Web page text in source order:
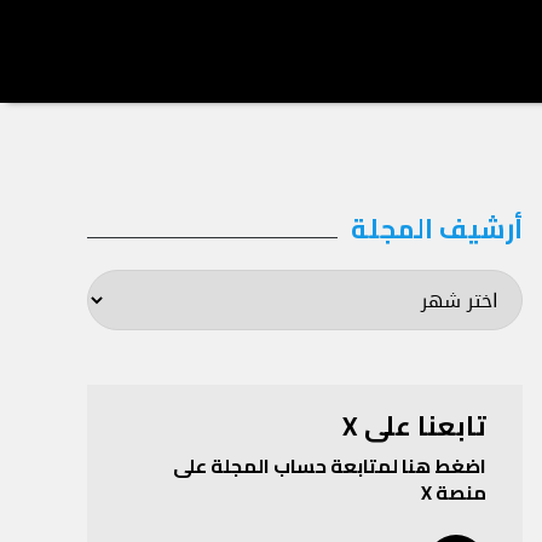
أرشيف المجلة
المجلة
تابعنا على X
اضغط هنا لمتابعة حساب المجلة على
منصة X